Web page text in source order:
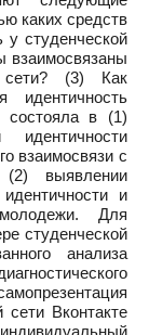
каких средств
у студенческой
взаимосвязаны
(3) Как
идентичность
состояла в (1)
идентичности
взаимосвязи с
(2) выявлении
и
Для
студенческой
анализа
сети Вконтакте